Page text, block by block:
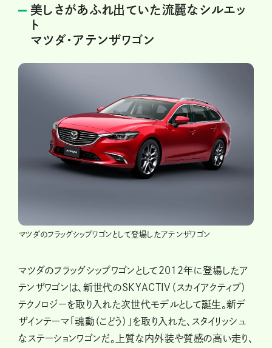
美しさがあふれ出ていた流麗なシルエッ
ト
マツダ・アテンザワゴン
マツダのフラッグシップワゴンとして登場したアテンザワゴン
マツダのフラッグシップワゴンとして2012年に登場したア
テンザワゴンは、新世代のSKYACTIV（スカイアクティブ）
テクノロジーを取り入れた次世代モデルとして誕生。新デ
ザインテーマ「魂動（こどう）」を取り入れた、スタイリッシュ
なステーションワゴンだ。上質な内外装や質感の高い走り、